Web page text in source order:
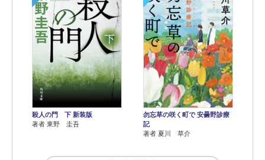
殺人の門 下 新装版
著者 東野 圭吾
勿忘草の咲く町で 安曇野診療
記
著者 夏川 草介